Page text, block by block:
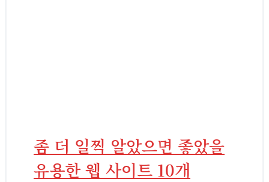
좀 더 일찍 알았으면 좋았을
유용한 웹 사이트 10개